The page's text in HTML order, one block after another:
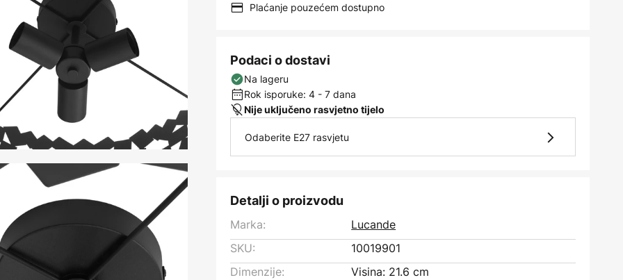
Plaćanje pouzećem dostupno
Podaci o dostavi
Na lageru
Rok isporuke: 4 - 7 dana
Nije uključeno rasvjetno tijelo
Odaberite E27 rasvjetu
Detalji o proizvodu
Marka:
Lucande
SKU:
10019901
Dimenzije:
Visina: 21.6 cm